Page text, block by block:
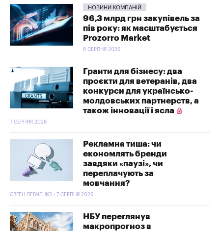
НОВИНИ КОМПАНІЙ
96,3 млрд грн закупівель за
пів року: як масштабується
Prozorro Market
8 СЕРПНЯ 2026
Гранти для бізнесу: два
проєкти для ветеранів, два
конкурси для українсько-
молдовських партнерств, а
також інновації і ясла
7 СЕРПНЯ 2026
Рекламна тиша: чи
економлять бренди
завдяки «паузі», чи
переплачують за
мовчання?
ЄВГЕН ЛЕВЧЕНКО - 7 СЕРПНЯ 2026
НБУ переглянув
макропрогноз в